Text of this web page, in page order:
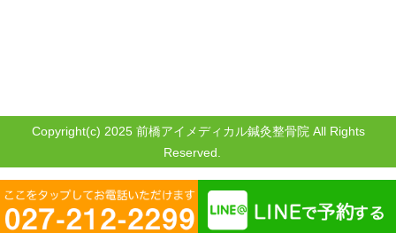
Copyright(c) 2025 前橋アイメディカル鍼灸整骨院 All Rights
Reserved.